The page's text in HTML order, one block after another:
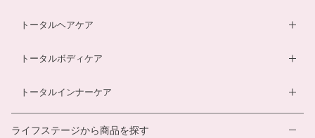
酵素ドリンク
温活シルク腹巻き
ルイボスティー
離乳食サービス
薬用入浴剤
トータルヘアケア
ヘアローション
ヘアカラートリートメント
トータルボディケア
ダイエットサプリ
酵素ドリンク
トータルインナーケア
ライフステージから商品を探す